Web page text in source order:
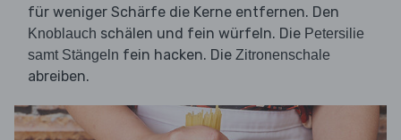
für weniger Schärfe die Kerne entfernen. Den
Knoblauch schälen und fein würfeln. Die Petersilie
samt Stängeln fein hacken. Die Zitronenschale
abreiben.